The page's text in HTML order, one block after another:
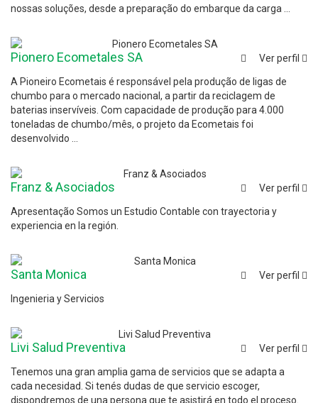
nossas soluções, desde a preparação do embarque da carga ...
Ver perfil
Pionero Ecometales SA
A Pioneiro Ecometais é responsável pela produção de ligas de
chumbo para o mercado nacional, a partir da reciclagem de
baterias inservíveis. Com capacidade de produção para 4.000
toneladas de chumbo/mês, o projeto da Ecometais foi
desenvolvido ...
Ver perfil
Franz & Asociados
Apresentação Somos un Estudio Contable con trayectoria y
experiencia en la región.
Ver perfil
Santa Monica
Ingenieria y Servicios
Ver perfil
Livi Salud Preventiva
Tenemos una gran amplia gama de servicios que se adapta a
cada necesidad. Si tenés dudas de que servicio escoger,
dispondremos de una persona que te asistirá en todo el proceso.